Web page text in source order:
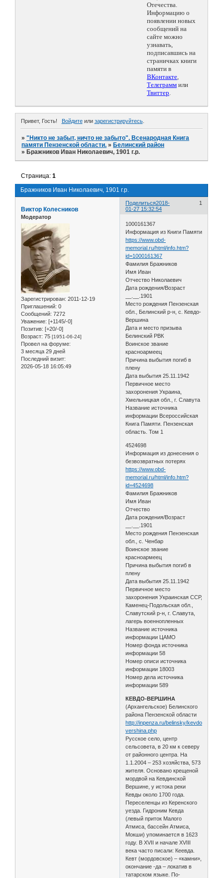
Отечества.
Информацию о
появлении новых
сообщений на
сайте можно
узнавать,
подписавшись на
страничках книги
памяти в
ВКонтакте,
Телеграмм или
Твиттер.
Привет, Гость! Войдитеили зарегистрируйтесь.
»"Никто не забыт, ничто не забыто". Всенародная Книга
памяти Пензенской области. » Белинский район
» Бражников Иван Николаевич, 1901 г.р.
Бражников Иван Николаевич, 1901 г.р.
Страница:1
Поделиться 1
2018-
01-27 15:32:54
Виктор Колесников
Модератор
Зарегистрирован: 2011-12-19
Приглашений: 0
Сообщений: 7272
Уважение: [+1145/-0]
Позитив: [+20/-0]
Возраст: 75 [1951-06-24]
Провел на форуме:
3 месяца 29 дней
Последний визит:
2026-05-18 16:05:49
1000161367
Информация из Книги Памяти
https://www.obd-
memorial.ru/html/info.htm?
id=1000161367
Фамилия Бражников
Имя Иван
Отчество Николаевич
Дата рождения/Возраст
__.__.1901
Место рождения Пензенская
обл., Белинский р-н, с. Кевдо-
Вершина
Дата и место призыва
Белинский РВК
Воинское звание
красноармеец
Причина выбытия погиб в
плену
Дата выбытия 25.11.1942
Первичное место
захоронения Украина,
Хмельницкая обл., г. Славута
Название источника
информации Всероссийская
Книга Памяти. Пензенская
область. Том 1
4524698
Информация из донесения о
безвозвратных потерях
https://www.obd-
memorial.ru/html/info.htm?
id=4524698
Фамилия Бражников
Имя Иван
Отчество
Дата рождения/Возраст
__.__.1901
Место рождения Пензенская
обл., с. Ченбар
Воинское звание
красноармеец
Причина выбытия погиб в
плену
Дата выбытия 25.11.1942
Первичное место
захоронения Украинская ССР,
Каменец-Подольская обл.,
Славутский р-н, г. Славута,
лагерь военнопленных
Название источника
информации ЦАМО
Номер фонда источника
информации 58
Номер описи источника
информации 18003
Номер дела источника
информации 589
КЕВДО-ВЕРШИНА
(Архангельское) Белинского
района Пензенской области
http://inpenza.ru/belinsky/kevdo-
vershina.php
Русское село, центр
сельсовета, в 20 км к северу
от районного центра. На
1.1.2004 – 253 хозяйства, 573
жителя. Основано крещеной
мордвой на Кевдинской
Вершине, у истока реки
Кевды около 1700 года.
Переселенцы из Керенского
уезда. Гидроним Кевда
(левый приток Малого
Атмиса, бассейн Атмиса,
Мокши) упоминается в 1623
году. В XVII и начале XVIII
века часто писали: Кеевда.
Кевт (мордовское) – «камни»,
окончание -да – локатив в
татарском языке. По-